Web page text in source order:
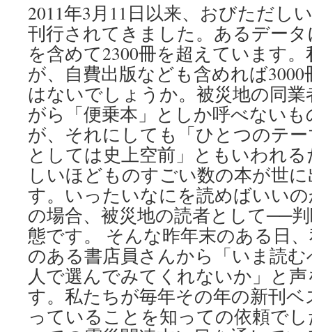
2011年3月11日以来、おびただし
刊行されてきました。あるデー
を含めて2300冊を超えています
が、自費出版なども含めれば
はないでしょうか。被災地の同
がら「便乗本」としか呼べない
が、それにしても「ひとつのテ
としては史上空前」ともいわれ
しいほどものすごい数の本が世
す。いったいなにを読めばいい
の場合、被災地の読者として──
態です。 そんな昨年末のある日
のある書店員さんから「いま読
人で選んでみてくれないか」と
す。私たちが毎年その年の新刊
っていることを知っての依頼で